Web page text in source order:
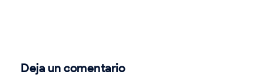
Deja un comentario